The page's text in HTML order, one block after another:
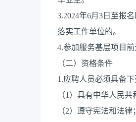
3.2024年6月3日至报
落实工作单位的。
4.参加服务基层项目
（二）资格条件
1.应聘人员必须具备下
（1）具有中华人民共
（2）遵守宪法和法律；